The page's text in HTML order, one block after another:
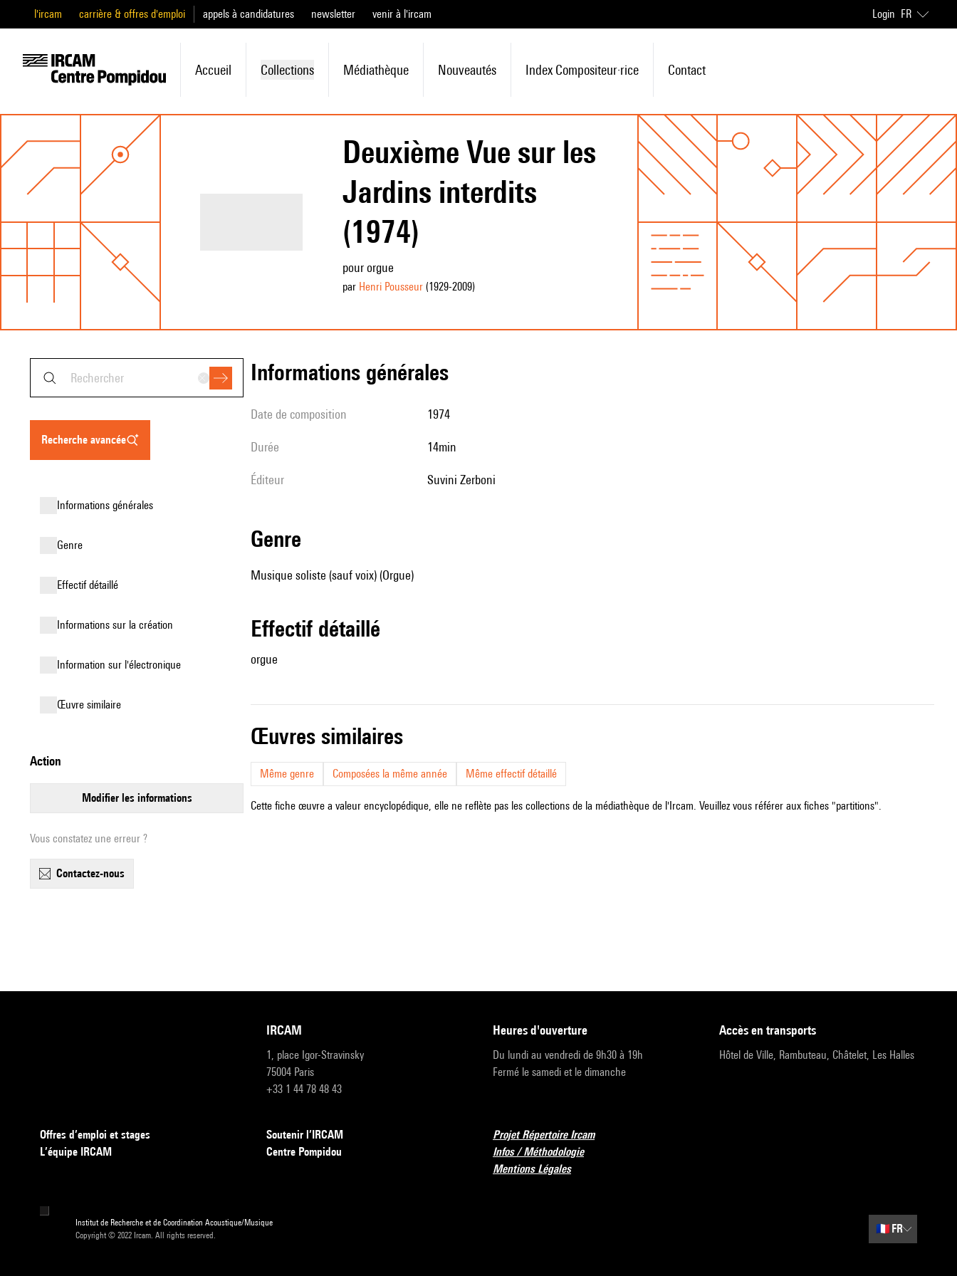
l'ircam carrière & offres d'emploi appels à candidatures newsletter venir à l'ircam Login FR
Accueil Collections Médiathèque Nouveautés Index Compositeur·rice Contact
Deuxième Vue sur les
Jardins interdits
(1974)
pour orgue
par Henri Pousseur(1929-2009)
recherche avancée
informations générales
genre
effectif détaillé
informations sur la création
Information sur l'électronique
œuvre similaire
action
modifier les informations
Vous constatez une erreur ?
contactez-nous
informations générales
date de composition 1974
durée 14min
éditeur Suvini Zerboni
genre
Musique soliste (sauf voix) (Orgue)
effectif détaillé
orgue
œuvres similaires
Même genre Composées la même année Même effectif détaillé
Cette fiche œuvre a valeur encyclopédique, elle ne reflète pas les collections de la médiathèque de l'Ircam. Veuillez vous référer aux fiches "partitions".
IRCAM
1, place Igor-Stravinsky
75004 Paris
+33 1 44 78 48 43
heures d'ouverture
Du lundi au vendredi de 9h30 à 19h
Fermé le samedi et le dimanche
accès en transports
Hôtel de Ville, Rambuteau, Châtelet, Les Halles
Offres d’emploi et stages
L’équipe IRCAM
Soutenir l’IRCAM
Centre Pompidou
Projet Répertoire Ircam
Infos / Méthodologie
Mentions Légales
Institut de Recherche et de Coordination Acoustique/Musique
Copyright © 2022 Ircam. All rights reserved.
🇫🇷 FR